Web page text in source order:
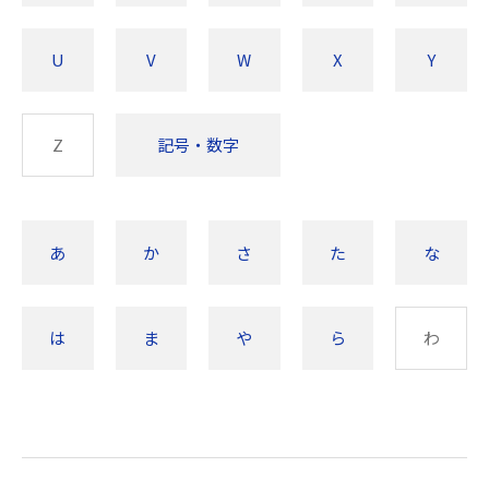
U V W X Y
Z 記号・数字
あ か さ た な
は ま や ら わ